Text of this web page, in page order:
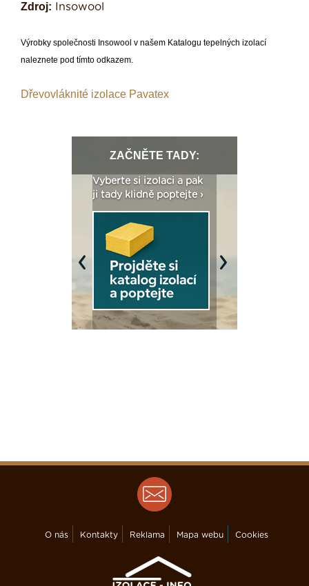
Zdroj: Insowool
Výrobky společnosti Insowool v našem Katalogu tepelných izolací
naleznete pod tímto odkazem.
Dřevovláknité izolace Pavatex
ZAČNĚTE TADY:
Vyberte si izolaci a pak
ji tady klidně poptejte ›
Previous Next
O nás Kontakty Reklama Mapa webu Cookies